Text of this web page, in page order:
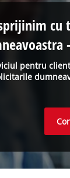
pentru
cu